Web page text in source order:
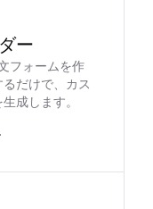
ー
フォームを作
だけで、カス
成します。